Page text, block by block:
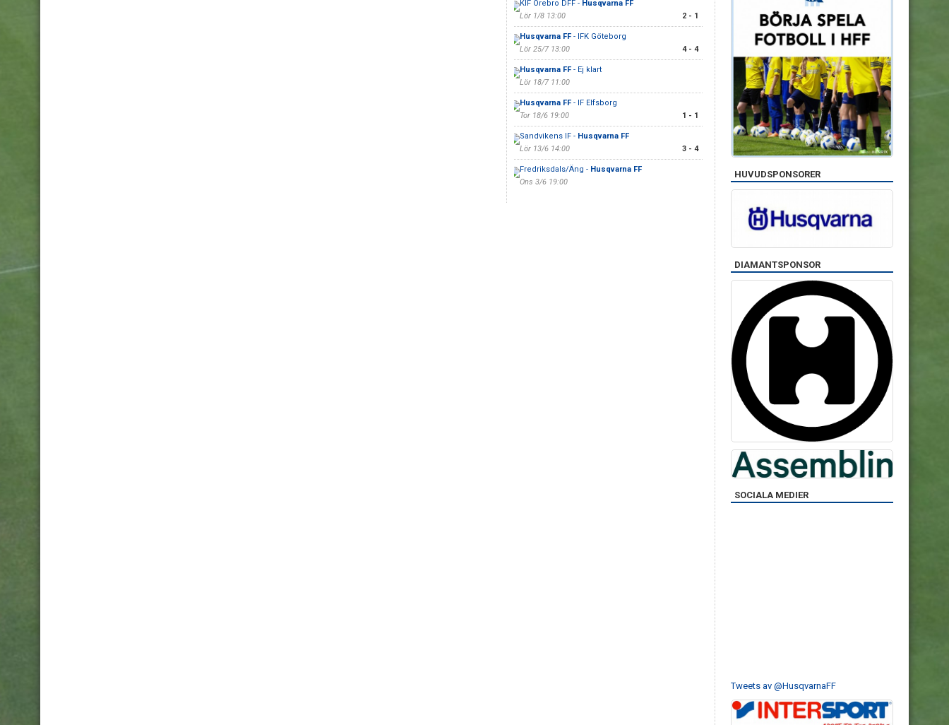
KIF Örebro DFF - Husqvarna FF
Lör 1/8 13:00
2 - 1
Husqvarna FF- IFK Göteborg
Lör 25/7 13:00
4 - 4
Husqvarna FF- Ej klart
Lör 18/7 11:00
Husqvarna FF- IF Elfsborg
Tor 18/6 19:00
1 - 1
Sandvikens IF - Husqvarna FF
Lör 13/6 14:00
3 - 4
Fredriksdals/Äng - Husqvarna FF
Ons 3/6 19:00
HUVUDSPONSORER
DIAMANTSPONSOR
SOCIALA MEDIER
Tweets av @HusqvarnaFF